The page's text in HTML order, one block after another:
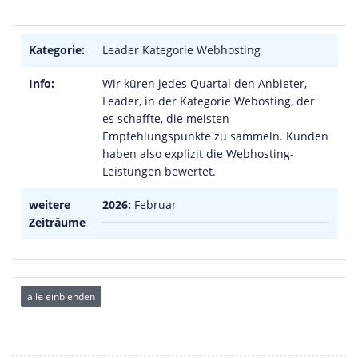
Kategorie: Leader Kategorie Webhosting
Info:
Wir küren jedes Quartal den Anbieter,
Leader, in der Kategorie Webosting, der
es schaffte, die meisten
Empfehlungspunkte zu sammeln. Kunden
haben also explizit die Webhosting-
Leistungen bewertet.
weitere
Zeiträume
2026: Februar
alle einblenden